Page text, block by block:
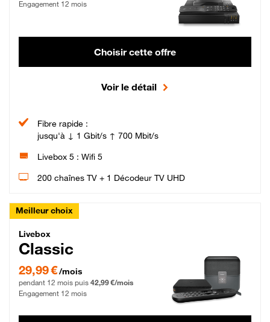
Engagement 12 mois
Choisir cette offre
Voir le détail
Fibre rapide :
jusqu'à ↓ 1 Gbit/s ↑ 700 Mbit/s
Livebox 5 : Wifi 5
200 chaînes TV + 1 Décodeur TV UHD
Meilleur choix
Livebox Classic Fibre
Livebox
Classic
29,99 € par mois pendant 12 mois puis 42,99 € par mois, Engagement 12 mois
29,99 €/mois
pendant 12 mois puis 42,99 €/mois
Engagement 12 mois